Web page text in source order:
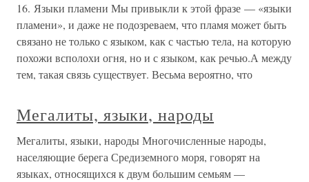
16. Языки пламени Мы привыкли к этой фразе — «языки
пламени», и даже не подозреваем, что пламя может быть
связано не только с языком, как с частью тела, на которую
похожи всполохи огня, но и с языком, как речью.А между
тем, такая связь существует. Весьма вероятно, что
Мегалиты, языки, народы
Мегалиты, языки, народы Многочисленные народы,
населяющие берега Средиземного моря, говорят на
языках, относящихся к двум большим семьям —